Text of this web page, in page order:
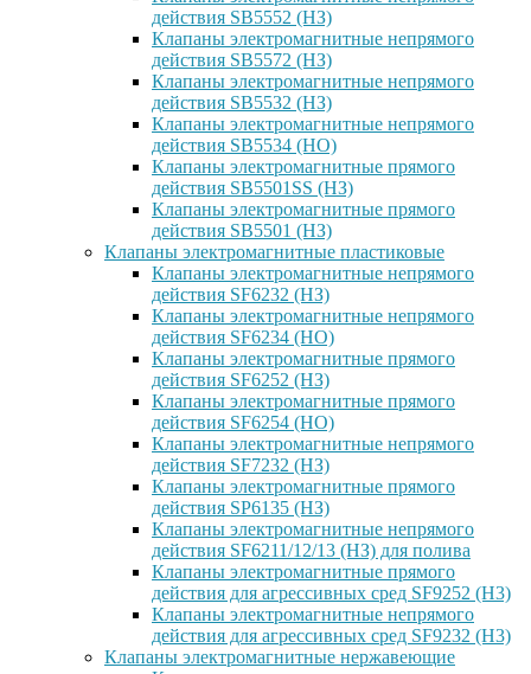
действия SB5552 (НЗ)
Клапаны электромагнитные непрямого
действия SB5572 (НЗ)
Клапаны электромагнитные непрямого
действия SB5532 (НЗ)
Клапаны электромагнитные непрямого
действия SB5534 (НО)
Клапаны электромагнитные прямого
действия SB5501SS (НЗ)
Клапаны электромагнитные прямого
действия SB5501 (НЗ)
Клапаны электромагнитные пластиковые
Клапаны электромагнитные непрямого
действия SF6232 (НЗ)
Клапаны электромагнитные непрямого
действия SF6234 (НО)
Клапаны электромагнитные прямого
действия SF6252 (НЗ)
Клапаны электромагнитные прямого
действия SF6254 (НО)
Клапаны электромагнитные непрямого
действия SF7232 (НЗ)
Клапаны электромагнитные прямого
действия SP6135 (НЗ)
Клапаны электромагнитные непрямого
действия SF6211/12/13 (НЗ) для полива
Клапаны электромагнитные прямого
действия для агрессивных сред SF9252 (H3)
Клапаны электромагнитные непрямого
действия для агрессивных сред SF9232 (H3)
Клапаны электромагнитные нержавеющие